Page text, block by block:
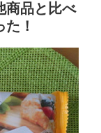
商品と比べ
！